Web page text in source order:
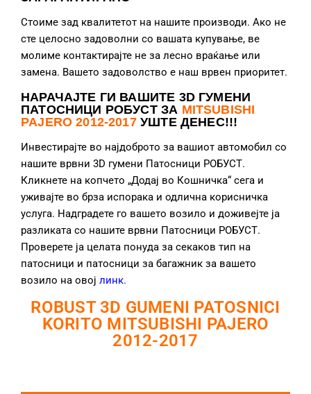
Стоиме зад квалитетот на нашите производи. Ако не
сте целосно задоволни со вашата купување, ве
молиме контактирајте не за лесно враќање или
замена. Вашето задоволство е наш врвен приоритет.
НАРАЧАЈТЕ ГИ ВАШИТЕ 3D ГУМЕНИ
ПАТОСНИЦИ РОБУСТ ЗА MITSUBISHI
PAJERO 2012-2017 УШТЕ ДЕНЕС!!!
Инвестирајте во најдоброто за вашиот автомобил со
нашите врвни 3D гумени Патосници РОБУСТ.
Кликнете на копчето „Додај во Кошничка“ сега и
уживајте во брза испорака и одлична корисничка
услуга. Надградете го вашето возило и доживејте ја
разликата со нашите врвни Патосници РОБУСТ.
Проверете ја целата понуда за секаков тип на
патосници и патосници за багажник за вашето
возило на овој линк.
ROBUST 3D GUMENI PATOSNICI
KORITO MITSUBISHI PAJERO
2012-2017